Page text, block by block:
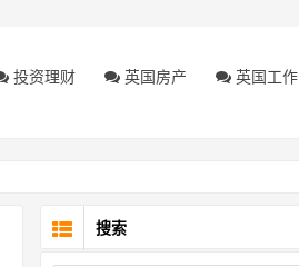
投资理财 英国房产 英国工作
搜索